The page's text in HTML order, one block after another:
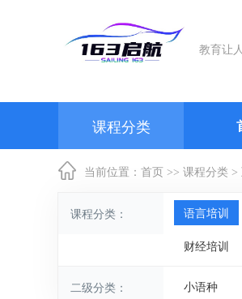
教育让
课程分类
当前位置： 首页 >> 课程分类 >
课程分类： 语言培训
财经培训
二级分类： 小语种